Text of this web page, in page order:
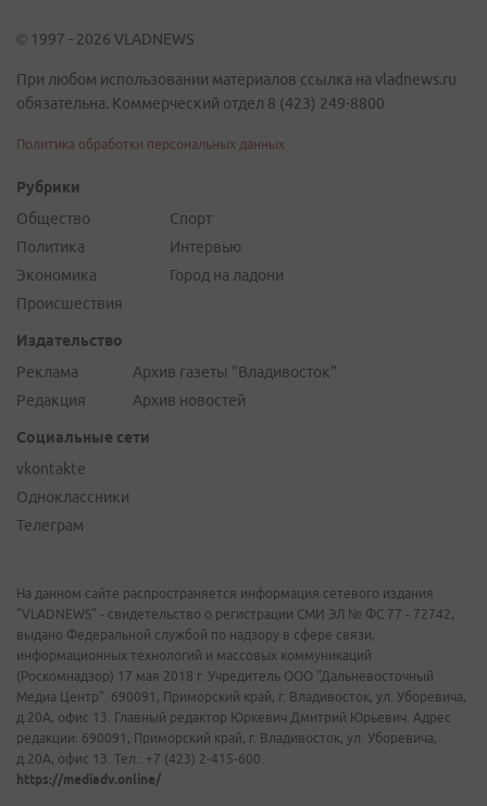
© 1997 - 2026 VLADNEWS
При любом использовании материалов ссылка на vladnews.ru
обязательна. Коммерческий отдел 8 (423) 249-8800
Политика обработки персональных данных
Рубрики
Общество
Политика
Экономика
Происшествия
Спорт
Интервью
Город на ладони
Издательство
Реклама
Редакция
Архив газеты "Владивосток"
Архив новостей
Социальные сети
vkontakte
Одноклассники
Телеграм
На данном сайте распространяется информация сетевого издания
"VLADNEWS" - свидетельство о регистрации СМИ ЭЛ № ФС 77 - 72742,
выдано Федеральной службой по надзору в сфере связи,
информационных технологий и массовых коммуникаций
(Роскомнадзор) 17 мая 2018 г. Учредитель ООО "Дальневосточный
Медиа Центр". 690091, Приморский край, г. Владивосток, ул. Уборевича,
д.20А, офис 13. Главный редактор Юркевич Дмитрий Юрьевич. Адрес
редакции: 690091, Приморский край, г. Владивосток, ул. Уборевича,
д.20А, офис 13. Тел.: +7 (423) 2-415-600.
https://mediadv.online/